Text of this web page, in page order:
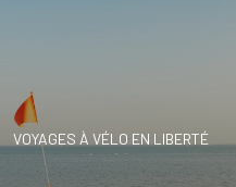
VOYAGES À VÉLO EN LIBERTÉ